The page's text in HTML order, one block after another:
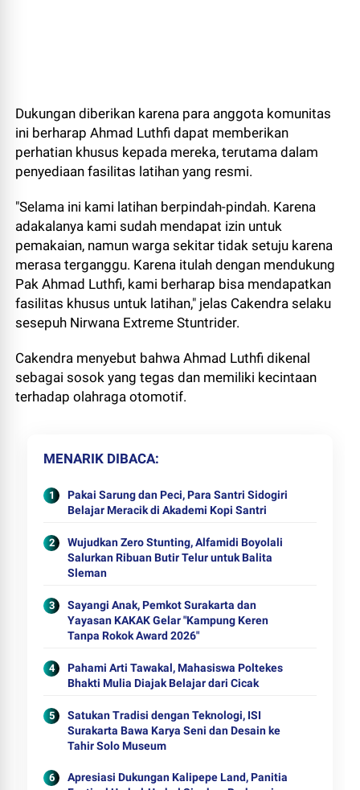
Dukungan diberikan karena para anggota komunitas
ini berharap Ahmad Luthfi dapat memberikan
perhatian khusus kepada mereka, terutama dalam
penyediaan fasilitas latihan yang resmi.
"Selama ini kami latihan berpindah-pindah. Karena
adakalanya kami sudah mendapat izin untuk
pemakaian, namun warga sekitar tidak setuju karena
merasa terganggu. Karena itulah dengan mendukung
Pak Ahmad Luthfi, kami berharap bisa mendapatkan
fasilitas khusus untuk latihan," jelas Cakendra selaku
sesepuh Nirwana Extreme Stuntrider.
Cakendra menyebut bahwa Ahmad Luthfi dikenal
sebagai sosok yang tegas dan memiliki kecintaan
terhadap olahraga otomotif.
MENARIK DIBACA
Pakai Sarung dan Peci, Para Santri Sidogiri
Belajar Meracik di Akademi Kopi Santri
Wujudkan Zero Stunting, Alfamidi Boyolali
Salurkan Ribuan Butir Telur untuk Balita
Sleman
Sayangi Anak, Pemkot Surakarta dan
Yayasan KAKAK Gelar "Kampung Keren
Tanpa Rokok Award 2026"
Pahami Arti Tawakal, Mahasiswa Poltekes
Bhakti Mulia Diajak Belajar dari Cicak
Satukan Tradisi dengan Teknologi, ISI
Surakarta Bawa Karya Seni dan Desain ke
Tahir Solo Museum
Apresiasi Dukungan Kalipepe Land, Panitia